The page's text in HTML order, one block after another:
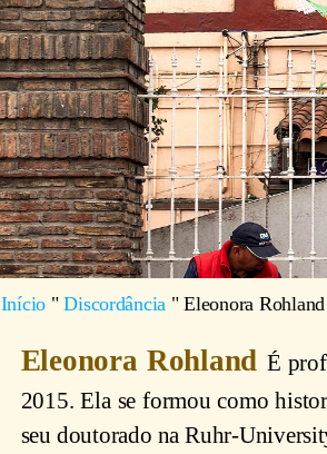
Início "Discordância "Eleonora Rohland
Eleonora Rohland É
2015. Ela se formou como
seu doutorado na Ruhr-